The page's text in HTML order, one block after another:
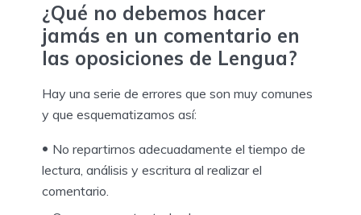
¿Qué no debemos hacer
jamás en un comentario en
las oposiciones de Lengua?
Hay una serie de errores que son muy comunes
y que esquematizamos así:
No repartirnos adecuadamente el tiempo de
lectura, análisis y escritura al realizar el
comentario.